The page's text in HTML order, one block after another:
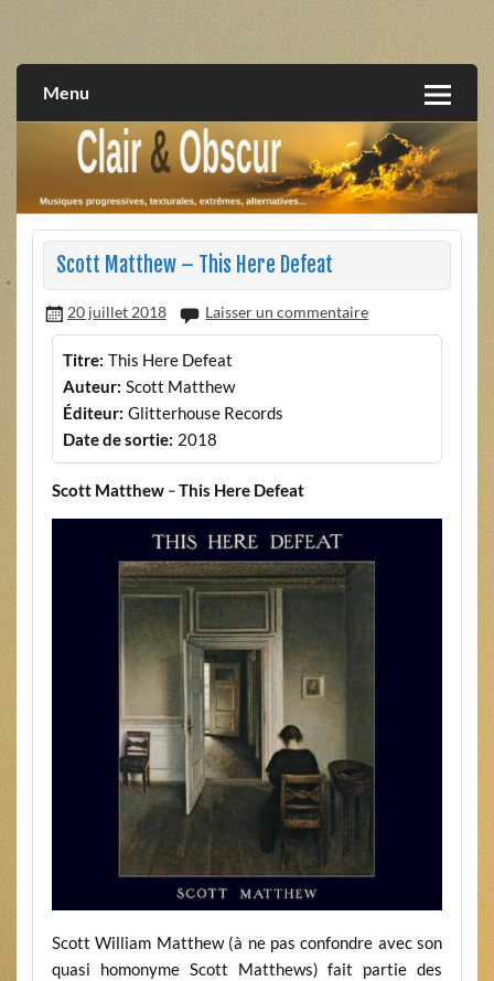
extrêmes, alternatives, texturales
Menu
Scott Matthew – This Here Defeat
20 juillet 2018 Laisser un commentaire
Titre: This Here Defeat
Auteur: Scott Matthew
Éditeur: Glitterhouse Records
Date de sortie: 2018
Scott Matthew – This Here Defeat
Scott William Matthew (à ne pas confondre avec son
quasi homonyme Scott Matthews) fait partie des